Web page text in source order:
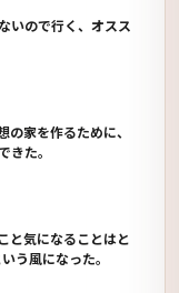
いので行く、オスス
の家を作るために、
きた。
と気になることはと
う風になった。